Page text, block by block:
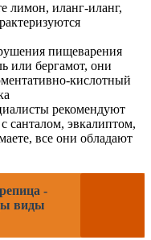
лимон, иланг-иланг,
пищеварения
или бергамот, они
кислотный
рекомендуют
санталом, эвкалиптом,
все они обладают
-
виды